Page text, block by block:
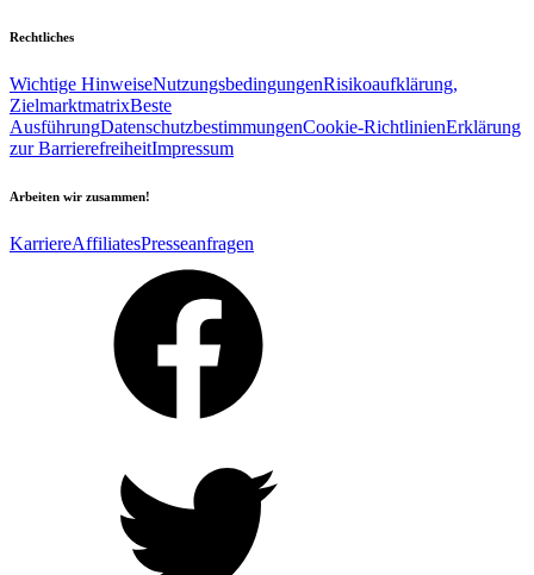
Rechtliches
Wichtige HinweiseNutzungsbedingungenRisikoaufklärung,
ZielmarktmatrixBeste
AusführungDatenschutzbestimmungenCookie-RichtlinienErklärung
zur BarrierefreiheitImpressum
Arbeiten wir zusammen!
KarriereAffiliatesPresseanfragen